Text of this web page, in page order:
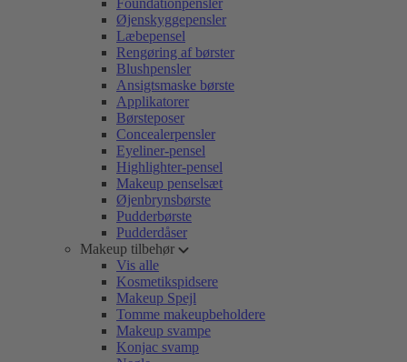
Foundationpensler
Øjenskyggepensler
Læbepensel
Rengøring af børster
Blushpensler
Ansigtsmaske børste
Applikatorer
Børsteposer
Concealerpensler
Eyeliner-pensel
Highlighter-pensel
Makeup penselsæt
Øjenbrynsbørste
Pudderbørste
Pudderdåser
Makeup tilbehør
Vis alle
Kosmetikspidsere
Makeup Spejl
Tomme makeupbeholdere
Makeup svampe
Konjac svamp